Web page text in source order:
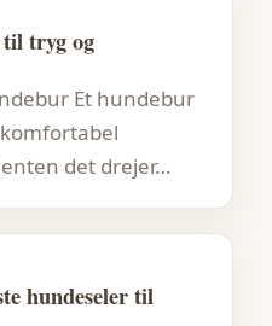
til tryg og
Et hundebur
det drejer…
hundeseler til